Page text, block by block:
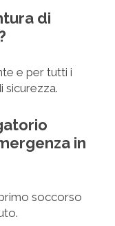
di
e per tutti i
sicurezza.
in
soccorso